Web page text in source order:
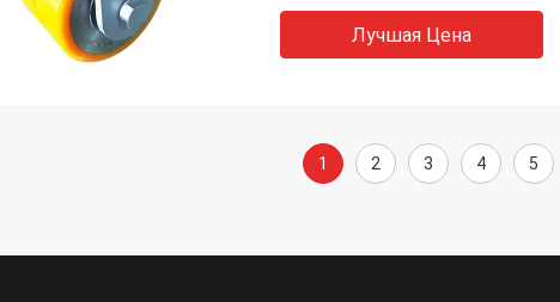
Лучшая Цена
1 2 3 4 5